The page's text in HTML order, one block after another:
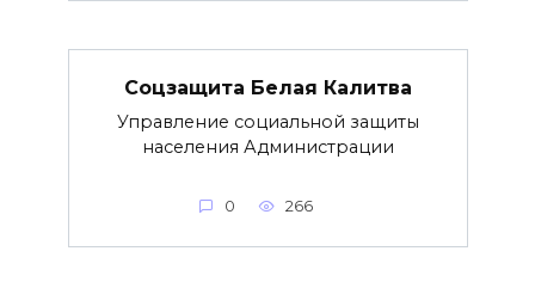
Соцзащита Белая Калитва
Управление социальной защиты
населения Администрации
0 266